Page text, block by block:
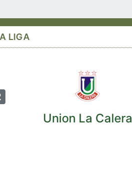
LIGA
Union La Calera